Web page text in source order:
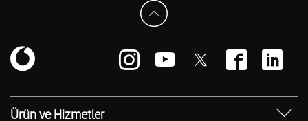
Ürün ve Hizmetler